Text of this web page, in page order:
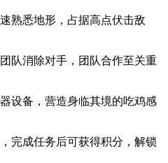
熟悉地形，占据高点伏击敌
队消除对手，团队合作至关重
设备，营造身临其境的吃鸡感
完成任务后可获得积分，解锁